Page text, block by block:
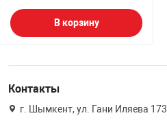
В корзину
Контакты
г. Шымкент, ул. Гани Иляева 173